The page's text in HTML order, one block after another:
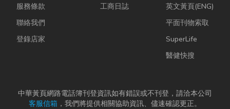
服務條款
聯絡我們
登錄店家
工商日誌
英文黃頁(ENG)
平面刊物索取
SuperLife
醫健快搜
中華黃頁網路電話簿刊登資訊如有錯誤或不刊登，請洽本公司
客服信箱 ，我們將提供相關協助資訊、儘速確認更正。